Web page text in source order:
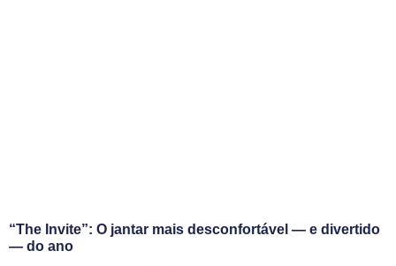
“The Invite”: O jantar mais desconfortável — e divertido
— do ano